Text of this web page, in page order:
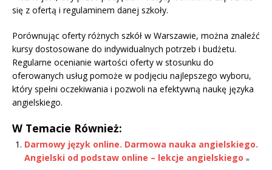
się z ofertą i regulaminem danej szkoły.
Porównując oferty różnych szkół w Warszawie, można znaleźć
kursy dostosowane do indywidualnych potrzeb i budżetu.
Regularne ocenianie wartości oferty w stosunku do
oferowanych usług pomoże w podjęciu najlepszego wyboru,
który spełni oczekiwania i pozwoli na efektywną naukę języka
angielskiego.
W Temacie Również:
Darmowy język online. Darmowa nauka angielskiego.
Angielski od podstaw online – lekcje angielskiego
W